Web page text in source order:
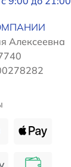
Алексеевна